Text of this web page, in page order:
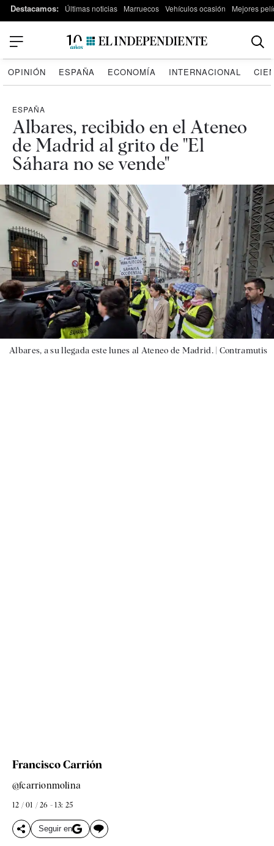
Destacamos: Últimas noticias Marruecos Vehículos ocasión Mejores
OPINIÓN ESPAÑA ECONOMÍA INTERNACIONAL
ESPAÑA
Albares, recibido en el Ateneo
de Madrid al grito de "El
Sáhara no se vende"
Albares, a su llegada este lunes al Ateneo de Madrid. | Contramutis
Francisco Carrión
@fcarrionmolina
12 / 01 / 26 - 13: 25
Seguir en